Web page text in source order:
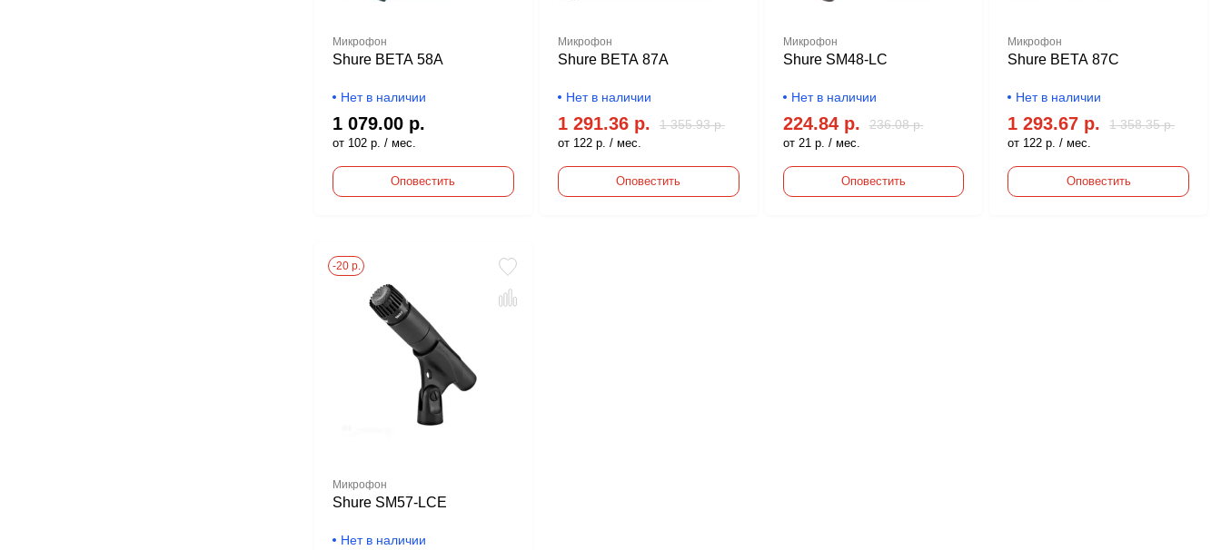
Микрофон
Shure BETA 58A
Нет в наличии
1 079.00 р.
от 102 р. / мес.
Оповестить
Микрофон
Shure BETA 87A
Нет в наличии
1 291.36 р. 1 355.93 р.
от 122 р. / мес.
Оповестить
Микрофон
Shure SM48-LC
Нет в наличии
224.84 р. 236.08 р.
от 21 р. / мес.
Оповестить
Микрофон
Shure BETA 87C
Нет в наличии
1 293.67 р. 1 358.35 р.
от 122 р. / мес.
Оповестить
-20 р.
Микрофон
Shure SM57-LCE
Нет в наличии